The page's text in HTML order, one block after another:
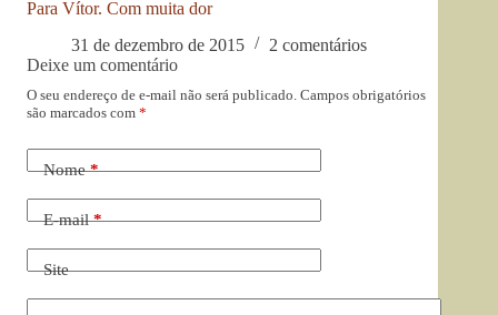
Para Vítor. Com muita dor
31 de dezembro de 2015
2 comentários
Deixe um comentário
O seu endereço de e-mail não será publicado. Campos obrigatórios
são marcados com *
Nome*
E-mail*
Site